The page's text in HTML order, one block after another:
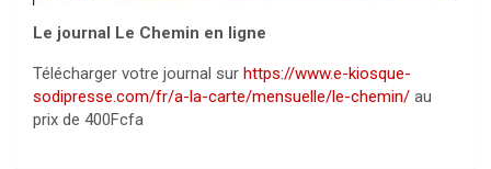
Le journal Le Chemin en ligne
Télécharger votre journal sur https://www.e-kiosque-
sodipresse.com/fr/a-la-carte/mensuelle/le-chemin/ au
prix de 400Fcfa